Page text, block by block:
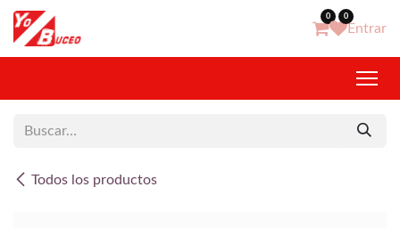
Ir al contenido 0 0
Entrar
Todos los productos